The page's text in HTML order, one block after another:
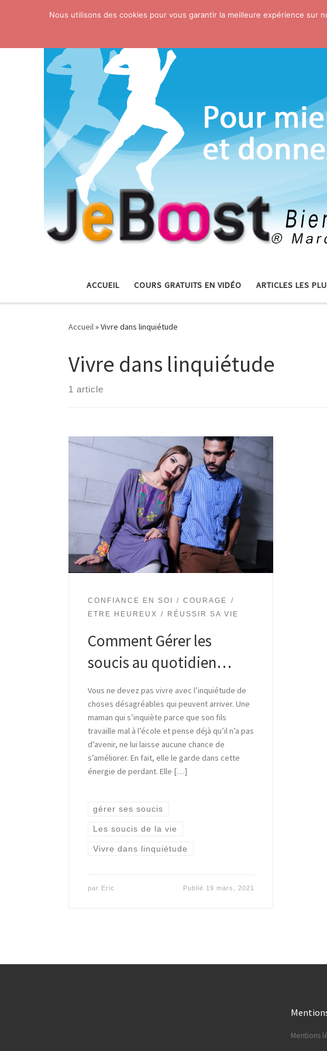
Skip to content
ACCUEIL COURS GRATUITS EN VIDÉO ARTICLES LES
Accueil»Vivre dans linquiétude
Vivre dans linquiétude
1 article
CONFIANCE EN SOI
COURAGE
ETRE HEUREUX
RÉUSSIR SA VIE
Comment Gérer les
soucis au quotidien…
Vous ne devez pas vivre avec l’inquiétude de
choses désagréables qui peuvent arriver. Une
maman qui s’inquiète parce que son fils
travaille mal à l’école et pense déjà qu’il n’a pas
d’avenir, ne lui laisse aucune chance de
s’améliorer. En fait, elle le garde dans cette
énergie de perdant. Elle […]
gérer ses soucis
Les soucis de la vie
Vivre dans linquiétude
par Eric Publié 19 mars, 2021
Mentions
Nous utilisons des cookies pour vous garantir la meilleure expérience